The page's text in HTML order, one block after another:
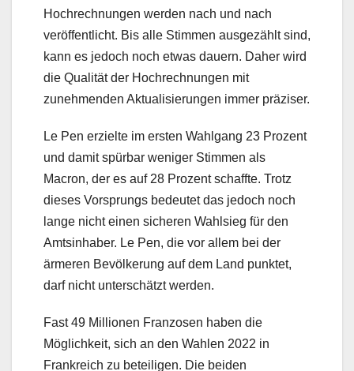
Hochrechnungen werden nach und nach
veröffentlicht. Bis alle Stimmen ausgezählt sind,
kann es jedoch noch etwas dauern. Daher wird
die Qualität der Hochrechnungen mit
zunehmenden Aktualisierungen immer präziser.
Le Pen erzielte im ersten Wahlgang 23 Prozent
und damit spürbar weniger Stimmen als
Macron, der es auf 28 Prozent schaffte. Trotz
dieses Vorsprungs bedeutet das jedoch noch
lange nicht einen sicheren Wahlsieg für den
Amtsinhaber. Le Pen, die vor allem bei der
ärmeren Bevölkerung auf dem Land punktet,
darf nicht unterschätzt werden.
Fast 49 Millionen Franzosen haben die
Möglichkeit, sich an den Wahlen 2022 in
Frankreich zu beteiligen. Die beiden